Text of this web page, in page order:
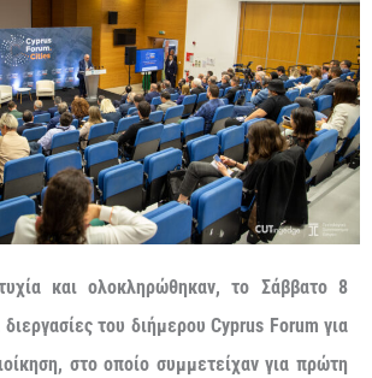
και ολοκληρώθηκαν, το Σάββατο 8
του διήμερου Cyprus Forum για
στο οποίο συμμετείχαν για πρώτη